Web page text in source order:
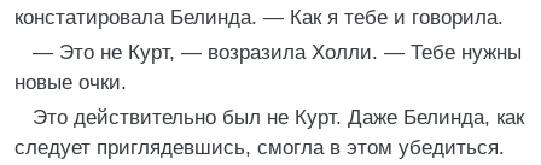
констатировала Белинда. — Как я тебе и говорила.
— Это не Курт, — возразила Холли. — Тебе нужны
новые очки.
Это действительно был не Курт. Даже Белинда, как
следует приглядевшись, смогла в этом убедиться.